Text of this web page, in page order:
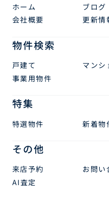
ホーム ブログ
会社概要
更新情
物件検索
戸建て マンシ
事業用物件
特集
特選物件 新着物
その他
来店予約 お問い
AI査定